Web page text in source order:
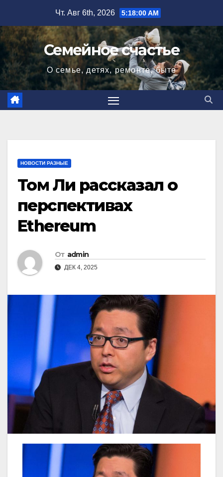
содержимому
Чт. Авг 6th, 2026 5:18:01 AM
Семейное счастье
О семье, детях, ремонте, быте
НОВОСТИ РАЗНЫЕ
Том Ли рассказал о
перспективах
Ethereum
От admin
ДЕК 4, 2025